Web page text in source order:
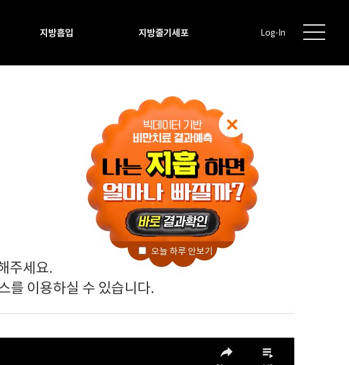
지방흡입 지방줄기세포 Log-In
주세요.
를 이용하실 수 있습니다.
오늘 하루 안보기